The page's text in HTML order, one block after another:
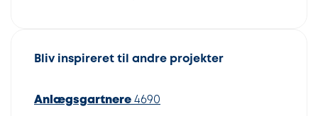
Bliv inspireret til andre projekter
Anlægsgartnere 4690